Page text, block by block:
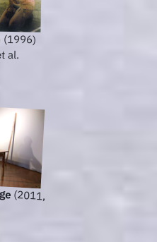
(1996)
al.
(2011,